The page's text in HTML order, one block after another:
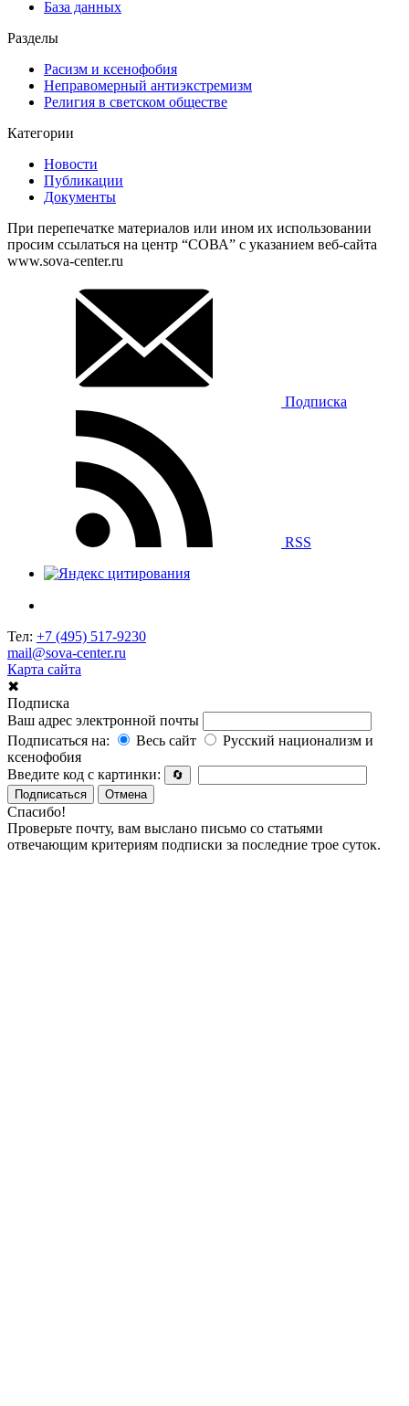
База данных
Разделы
Расизм и ксенофобия
Неправомерный антиэкстремизм
Религия в светском обществе
Категории
Новости
Публикации
Документы
При перепечатке материалов или ином их использовании
просим ссылаться на центр “СОВА” с указанием веб-сайта
www.sova-center.ru
Подписка
RSS
Тел: +7 (495) 517-9230
mail@sova-center.ru
Карта сайта
✖
Подписка
Ваш адрес электронной почты
Подписаться на:
Весь сайт
Русский национализм и
ксенофобия
Введите код с картинки:
🔄
Подписаться
Отмена
Спасибо!
Проверьте почту, вам выслано письмо со статьями
отвечающим критериям подписки за последние трое суток.